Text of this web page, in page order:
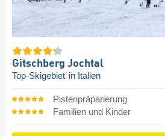
Gitschberg Jochtal
Top-Skigebiet in Italien
Pistenpräparierung
Familien und Kinder